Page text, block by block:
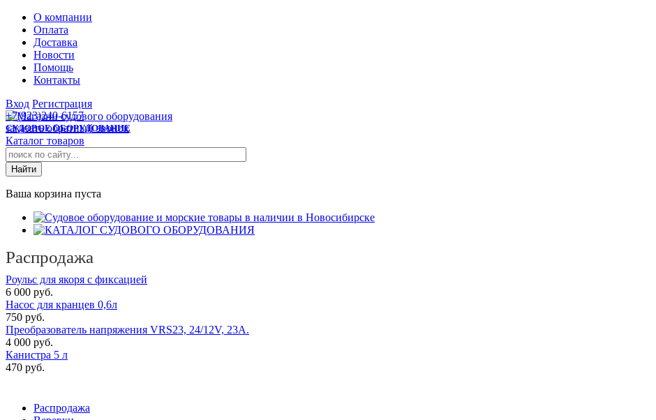
О компании
Оплата
Доставка
Новости
Помощь
Контакты
Вход Регистрация
СУДОВОЕ ОБОРУДОВАНИЕ
+7(923)240-6157
заказать обратный звонок
Каталог товаров
Ваша корзина пуста
Распродажа
Роульс для якоря с фиксацией
6 000 руб.
Насос для кранцев 0,6л
750 руб.
Преобразователь напряжения VRS23, 24/12V, 23A.
4 000 руб.
Канистра 5 л
470 руб.
Распродажа